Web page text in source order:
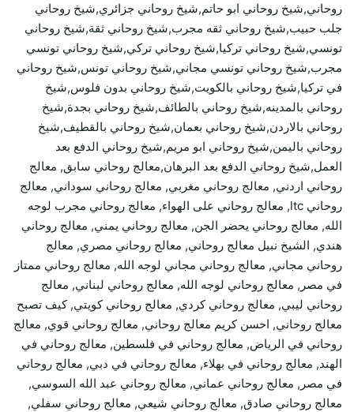
روحاني,شيخ روحاني ابو حاتم,شيخ روحاني جزائري,شيخ روحاني
جلب حبيب,شيخ روحاني ثقه مجرب,شيخ روحاني ثقة,شيخ روحاني
تونسي,شيخ روحاني تركيا,شيخ روحاني تركي,شيخ روحاني تونسي
مجرب,شيخ روحاني تونسي مجاني,شيخ روحاني تونس,شيخ روحاني
في تركيا,شيخ روحاني بالكويت,شيخ روحاني بدون فلوس,شيخ
روحاني بالمدينه,شيخ روحاني بالطائف,شيخ روحاني بجدة,شيخ
روحاني بالاردن,شيخ روحاني بعمان,شيخ روحاني بالقطيف,شيخ
روحاني باليمن,شيخ روحاني ابو مريم,شيخ روحاني الدفع بعد
العمل,شيخ روحاني الدفع بعد البرهان,معالج روحاني سابق, معالج
روحاني اردني, معالج روحاني مغربي, معالج روحاني سوداني, معالج
روحاني ltc, معالج روحاني على الهواء, معالج روحاني مجرب لوجه
الله, معالج روحاني يحضر الجن, معالج روحاني يمني, معالج روحاني
هندي, الشيخ نبيل معالج روحاني, معالج روحاني مصري, معالج
روحاني مجاني, معالج روحاني مجاني لوجه الله, معالج روحاني ممتاز
في مصر, معالج روحاني لوجه الله, معالج روحاني لبناني, معالج
روحاني ليبي, معالج روحاني كردي, معالج روحاني كويتي, كيف تصبح
معالج روحاني, احسن كريم معالج روحاني, معالج روحاني قوي, معالج
روحاني في الرياض, معالج روحاني في فلسطين, معالج روحاني في
الهند, معالج روحاني في بهلاء, معالج روحاني في دبي, معالج روحاني
في مصر, معالج روحاني عماني, معالج روحاني عبد الله السوسي,
معالج روحاني صادق, معالج روحاني شيعي, معالج روحاني سفلي,